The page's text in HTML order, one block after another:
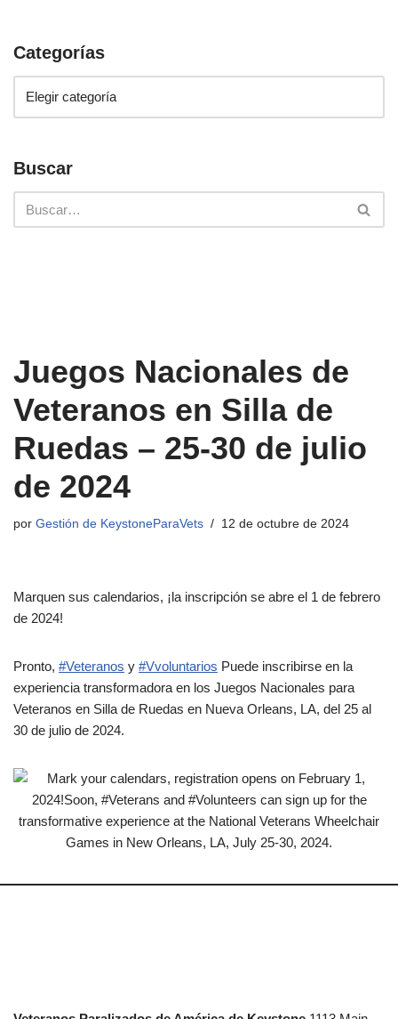
Categorías
Buscar
Juegos Nacionales de
Veteranos en Silla de
Ruedas – 25-30 de julio
de 2024
por Gestión de KeystoneParaVets 12 de octubre de 2024
Marquen sus calendarios, ¡la inscripción se abre el 1 de febrero
de 2024!
Pronto, #Veteranos y #Vvoluntarios Puede inscribirse en la
experiencia transformadora en los Juegos Nacionales para
Veteranos en Silla de Ruedas en Nueva Orleans, LA, del 25 al
30 de julio de 2024.